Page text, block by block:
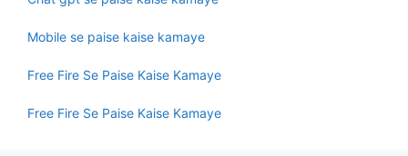
Mobile se paise kaise kamaye
Free Fire Se Paise Kaise Kamaye
Free Fire Se Paise Kaise Kamaye